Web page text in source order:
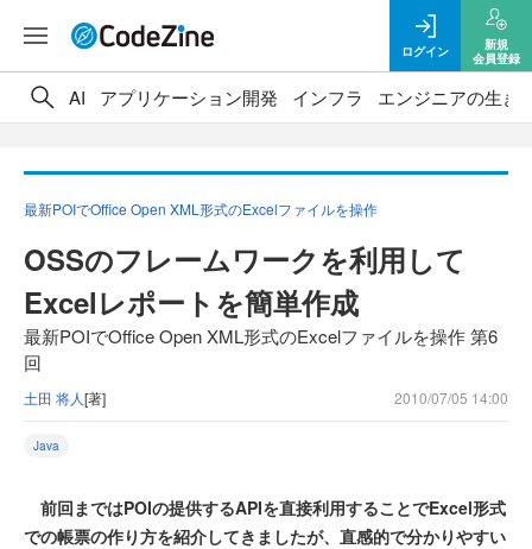
ログイン
新規
会員登録
AI アプリケーション開発 インフラ エンジニアの生き
最新POIでOffice Open XML形式のExcelファイルを操作
OSSのフレームワークを利用して
Excelレポートを簡単作成
最新POIでOffice Open XML形式のExcelファイルを操作 第6
回
土田 将人[著] 2010/07/05 14:00
Java
前回まではPOIの提供するAPIを直接利用することでExcel形式
での帳票の作り方を紹介してきましたが、直感的で分かりやすい